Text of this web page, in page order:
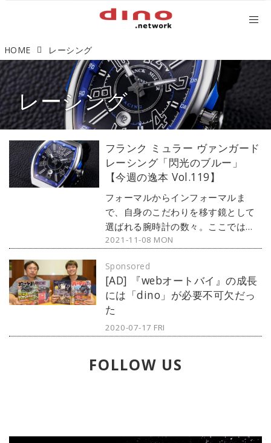
HOME レーシング
レーシング
フランク ミュラー ヴァンガード
レーシング「閃光のブルー」
【今週の逸本 Vol.119】
フォーマルからインフォーマルま
で、自身のこだわりを移す鏡として
選ばれる腕時計の数々。ここではブ
ランド腕時計専門店・MOON
デルからアンティークまで、見る者
の感性を刺激する1本をセレクト。今
回はフランク ミュラーから、ヴァン
ガード レーシングをご紹介しよう。
2021-11-08 MON
[AD] 『webオートバイ』の成長
には「dino」が必要不可欠だっ
た
Sponsored
2020-07-17 FRI
FOLLOW US